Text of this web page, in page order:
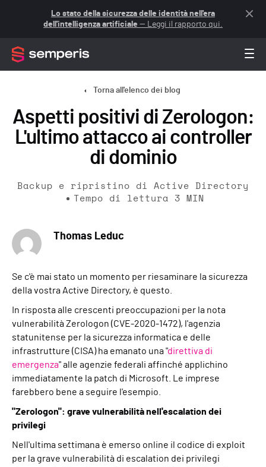
Lo stato della sicurezza delle identità nell'era
dell'intelligenza artificiale — Leggi il rapporto qui.
Torna all'elenco dei blog
Aspetti positivi di Zerologon:
L'ultimo attacco ai controller
di dominio
Backup e ripristino di Active Directory
Tempo di lettura
3 MIN
Thomas Leduc
Se c'è mai stato un momento per riesaminare la sicurezza
della vostra Active Directory, è questo.
In risposta alle crescenti preoccupazioni per la nota
vulnerabilità Zerologon (CVE-2020-1472), l'agenzia
statunitense per la sicurezza informatica e delle
infrastrutture (CISA) ha emanato una "direttiva di
emergenza" alle agenzie federali affinché applichino
immediatamente la patch di Microsoft. Le imprese
farebbero bene a seguire l'esempio.
"Zerologon": grave vulnerabilità nell'escalation dei
privilegi
Nell'ultima settimana è emerso online il codice di exploit
per la grave vulnerabilità di escalation dei privilegi